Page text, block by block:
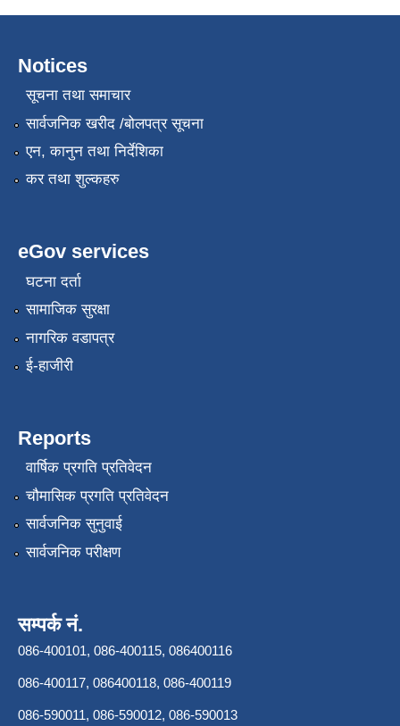
Notices
सूचना तथा समाचार
सार्वजनिक खरीद /बोलपत्र सूचना
एन, कानुन तथा निर्देशिका
कर तथा शुल्कहरु
eGov services
घटना दर्ता
सामाजिक सुरक्षा
नागरिक वडापत्र
ई-हाजीरी
Reports
वार्षिक प्रगति प्रतिवेदन
चौमासिक प्रगति प्रतिवेदन
सार्वजनिक सुनुवाई
सार्वजनिक परीक्षण
सम्पर्क नं.
086-400101, 086-400115, 086400116
086-400117, 086400118, 086-400119
086-590011, 086-590012, 086-590013